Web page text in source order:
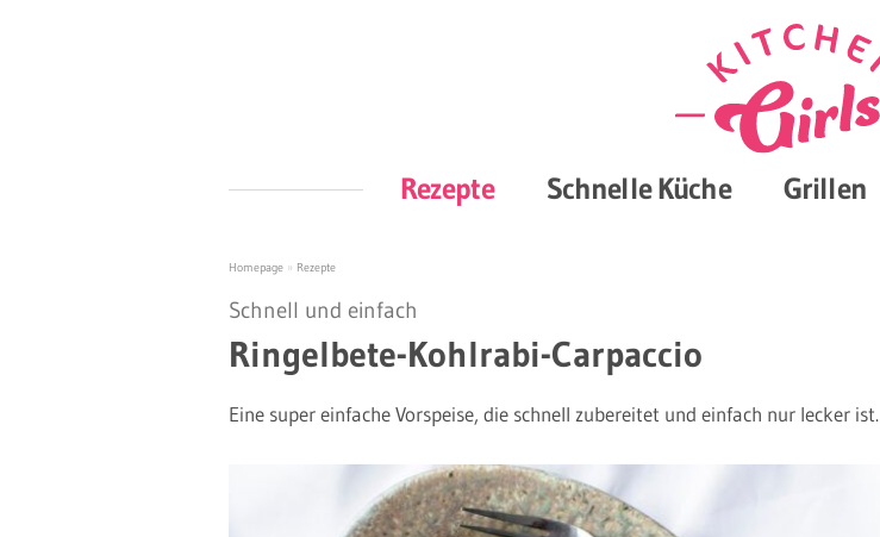
Rezepte Schnelle Küche Grillen
Homepage » Rezepte
Schnell und einfach
Ringelbete-Kohlrabi-Carpaccio
Eine super einfache Vorspeise, die schnell zubereitet und einfach nur lecker ist.